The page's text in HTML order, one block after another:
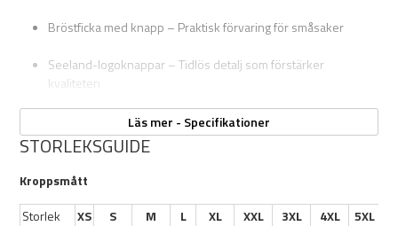
Bröstficka med knapp – Praktisk förvaring för småsaker
Seeland-logoknappar – Tidlös detalj som förstärker
kvaliteten
Läs mer - Specifikationer
STORLEKSGUIDE
Kroppsmått
Storlek
XS S M L XL XXL 3XL 4XL
5XL